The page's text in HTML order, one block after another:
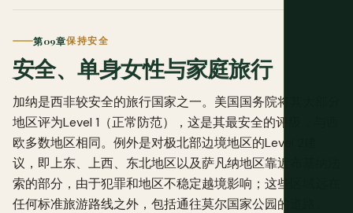
第09章保持安全
安全、单身女性与家庭旅行
加纳是西非较安全的旅行国家之一。美国国务院将其大部分
地区评为Level 1（正常防范），这是其最安全的评级，与西
欧多数地区相同。例外是对极北部边境地区的Level 2建
议，即上东、上西、东北地区以及萨凡纳地区靠近布基纳法
索的部分，由于犯罪和地区不稳定越境影响；这些区域远在
任何标准旅游路线之外，包括通往莫尔国家公园的道路。